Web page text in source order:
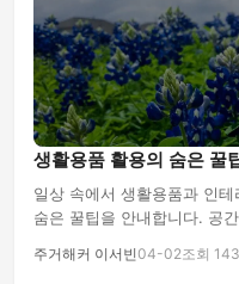
생활용품 활용의 숨은 꿀
일상 속에서 생활용품과 인
숨은 꿀팁을 안내합니다. 공
주거해커 이서빈04-02조회 143